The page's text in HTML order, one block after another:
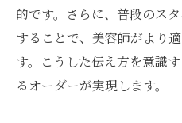
的です。さらに、普段のス
することで、美容師がより
す。こうした伝え方を意識
るオーダーが実現します。